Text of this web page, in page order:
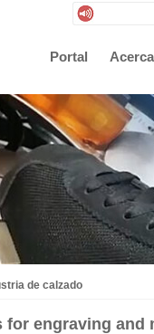
Portal
de calzado
for engraving and